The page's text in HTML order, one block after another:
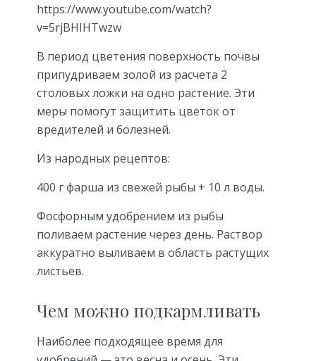
https://www.youtube.com/watch?
v=5rjBHIHTwzw
В период цветения поверхность почвы
припудриваем золой из расчета 2
столовых ложки на одно растение. Эти
меры помогут защитить цветок от
вредителей и болезней.
Из народных рецептов:
400 г фарша из свежей рыбы + 10 л воды.
Фосфорным удобрением из рыбы
поливаем растение через день. Раствор
аккуратно выливаем в область растущих
листьев.
Чем можно подкармливать
Наиболее подходящее время для